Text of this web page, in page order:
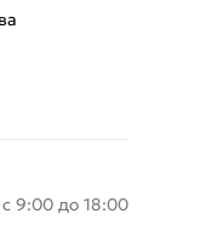
с 9:00 до 18:00